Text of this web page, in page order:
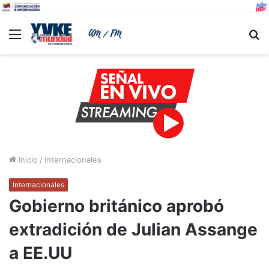
Menu
Inicio / Internacionales
Internacionales
Gobierno británico aprobó
extradición de Julian Assange
a EE.UU